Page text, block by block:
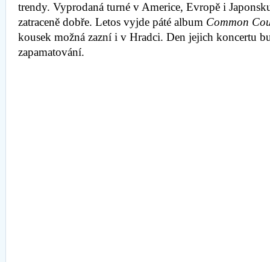
trendy. Vyprodaná turné v Americe, Evropě i
zatraceně dobře. Letos vyjde páté album Common
kousek možná zazní i v Hradci. Den jejich koncertu
zapamatování.